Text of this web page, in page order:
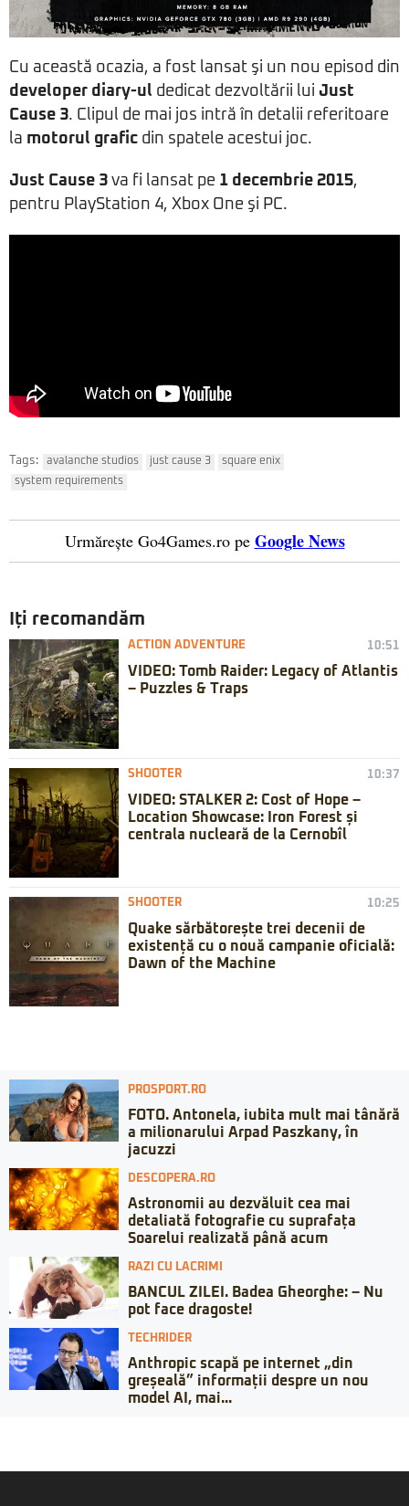
Cu această ocazia, a fost lansat şi un nou episod din
developer diary-ul dedicat dezvoltării lui Just
Cause 3. Clipul de mai jos intră în detalii referitoare
la motorul grafic din spatele acestui joc.
Just Cause 3 va fi lansat pe 1 decembrie 2015,
pentru PlayStation 4, Xbox One şi PC.
Tags: avalanche studios just cause 3
square enix
system requirements
Urmărește Go4Games.ro pe Google News
Iți recomandăm
ACTION ADVENTURE 10:51
VIDEO: Tomb Raider: Legacy of Atlantis
– Puzzles & Traps
SHOOTER 10:37
VIDEO: STALKER 2: Cost of Hope –
Location Showcase: Iron Forest și
centrala nucleară de la Cernobîl
SHOOTER 10:25
Quake sărbătorește trei decenii de
existență cu o nouă campanie oficială:
Dawn of the Machine
PROSPORT.RO
FOTO. Antonela, iubita mult mai tânără
a milionarului Arpad Paszkany, în
jacuzzi
DESCOPERA.RO
Astronomii au dezvăluit cea mai
detaliată fotografie cu suprafața
Soarelui realizată până acum
RAZI CU LACRIMI
BANCUL ZILEI. Badea Gheorghe: – Nu
pot face dragoste!
TECHRIDER
Anthropic scapă pe internet „din
greșeală” informații despre un nou
model AI, mai...